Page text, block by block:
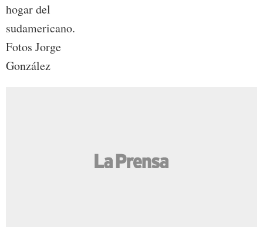
hogar del
sudamericano.
Fotos Jorge
González